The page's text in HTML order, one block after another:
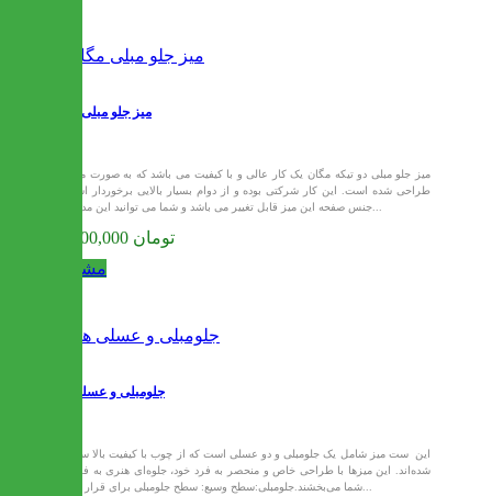
میز جلو مبلی مگان
میز جلو مبلی دو تیکه مگان یک کار عالی و با کیفیت می باشد که به صورت مدرن
طراحی شده است. این کار شرکتی بوده و از دوام بسیار بالایی برخوردار است.
59,400,000 تومان
مشاهده
جلومبلی و عسلی هانا
این ست میز شامل یک جلومبلی و دو عسلی است که از چوب با کیفیت بالا ساخته
شده‌اند. این میزها با طراحی خاص و منحصر به فرد خود، جلوه‌ای هنری به فضای